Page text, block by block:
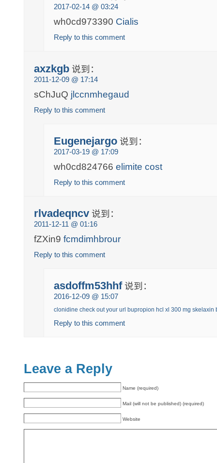
2017-02-14 @ 03:24
wh0cd973390 Cialis
Reply to this comment
axzkgb 说到：
2011-12-09 @ 17:14
sChJuQ jlccnmhegaud
Reply to this comment
Eugenejargo 说到：
2017-03-19 @ 17:09
wh0cd824766elimite cost
Reply to this comment
rlvadeqncv 说到：
2011-12-11 @ 01:16
fZXin9fcmdimhbrour
Reply to this comment
asdoffm53hhf 说到：
2016-12-09 @ 15:07
clonidine check out your url bupropion hcl xl 300 mg skelaxin
Reply to this comment
Leave a Reply
Name (required)
Mail (will not be published) (required)
Website